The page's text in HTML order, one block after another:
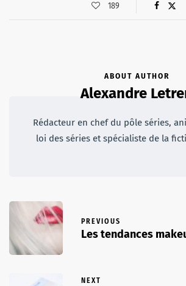
189
ABOUT AUTHOR
Alexandre
Rédacteur en chef du pôle séries,
loi des séries et spécialiste de la
PREVIOUS
Les tendances
NEXT